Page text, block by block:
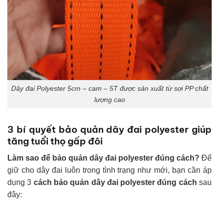
Dây đai Polyester 5cm – cam – 5T được sản xuất từ sợi PP chất
lượng cao
3 bí quyết bảo quản dây đai polyester giúp
tăng tuổi thọ gấp đôi
Làm sao để bảo quản dây đai polyester đúng cách? Để
giữ cho dây đai luôn trong tình trạng như mới, bạn cần áp
dụng 3 cách bảo quản dây đai polyester đúng cáchsau
đây: